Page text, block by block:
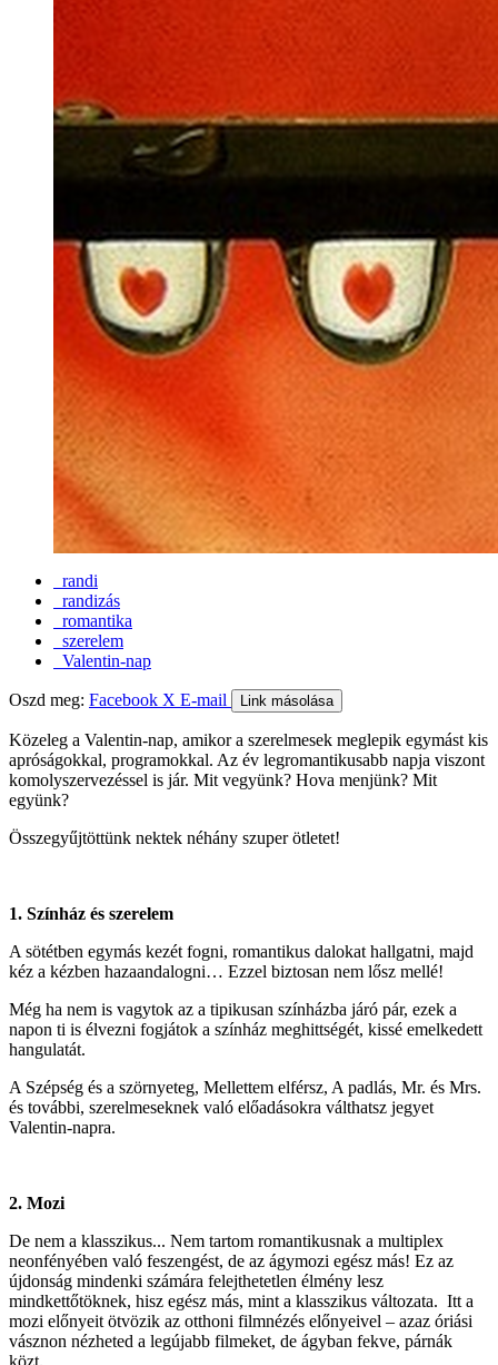
randi
randizás
romantika
szerelem
Valentin-nap
Oszd meg: Facebook X E-mail Link másolása
Közeleg a Valentin-nap, amikor a szerelmesek meglepik egymást kis
apróságokkal, programokkal. Az év legromantikusabb napja viszont
komolyszervezéssel is jár. Mit vegyünk? Hova menjünk? Mit
együnk?
Összegyűjtöttünk nektek néhány szuper ötletet!
1. Színház és szerelem
A sötétben egymás kezét fogni, romantikus dalokat hallgatni, majd
kéz a kézben hazaandalogni… Ezzel biztosan nem lősz mellé!
Még ha nem is vagytok az a tipikusan színházba járó pár, ezek a
napon ti is élvezni fogjátok a színház meghittségét, kissé emelkedett
hangulatát.
A Szépség és a szörnyeteg, Mellettem elférsz, A padlás, Mr. és Mrs.
és további, szerelmeseknek való előadásokra válthatsz jegyet
Valentin-napra.
2. Mozi
De nem a klasszikus... Nem tartom romantikusnak a multiplex
neonfényében való feszengést, de az ágymozi egész más! Ez az
újdonság mindenki számára felejthetetlen élmény lesz
mindkettőtöknek, hisz egész más, mint a klasszikus változata. Itt a
mozi előnyeit ötvözik az otthoni filmnézés előnyeivel – azaz óriási
vásznon nézheted a legújabb filmeket, de ágyban fekve, párnák
közt.